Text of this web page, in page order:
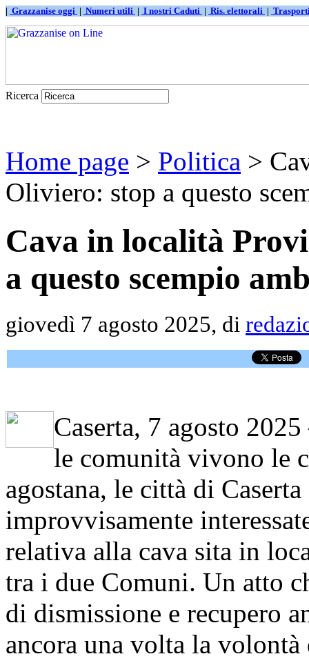
| Grazzanise oggi | Numeri utili | I nostri Caduti | Ris. elettorali |
Ricerca
Home page > Politica >
Oliviero: stop a questo
Cava in località
a questo scempio
giovedì 7 agosto 2025, di
Caserta, 7 agosto
le comunità vivono le
agostana, le città di
improvvisamente
relativa alla cava sita in
tra i due Comuni. Un atto
di dismissione e recupero
ancora una volta la